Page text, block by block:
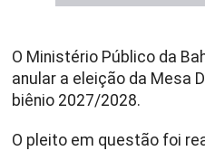
O Ministério Público da
anular a eleição da Mesa
biênio 2027/2028.
O pleito em questão foi